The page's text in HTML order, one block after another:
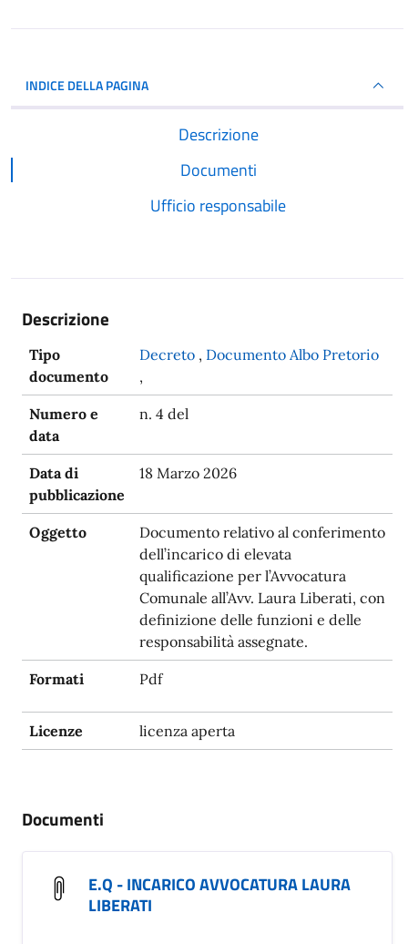
INDICE DELLA PAGINA
Descrizione
Documenti
Ufficio responsabile
Descrizione
Tipo
documento
Decreto , Documento Albo Pretorio
,
Numero e
data
n. 4 del
Data di
pubblicazione
18 Marzo 2026
Oggetto
Documento relativo al conferimento
dell’incarico di elevata
qualificazione per l’Avvocatura
Comunale all’Avv. Laura Liberati, con
definizione delle funzioni e delle
responsabilità assegnate.
Formati Pdf
Licenze licenza aperta
Documenti
E.Q - INCARICO AVVOCATURA LAURA
LIBERATI